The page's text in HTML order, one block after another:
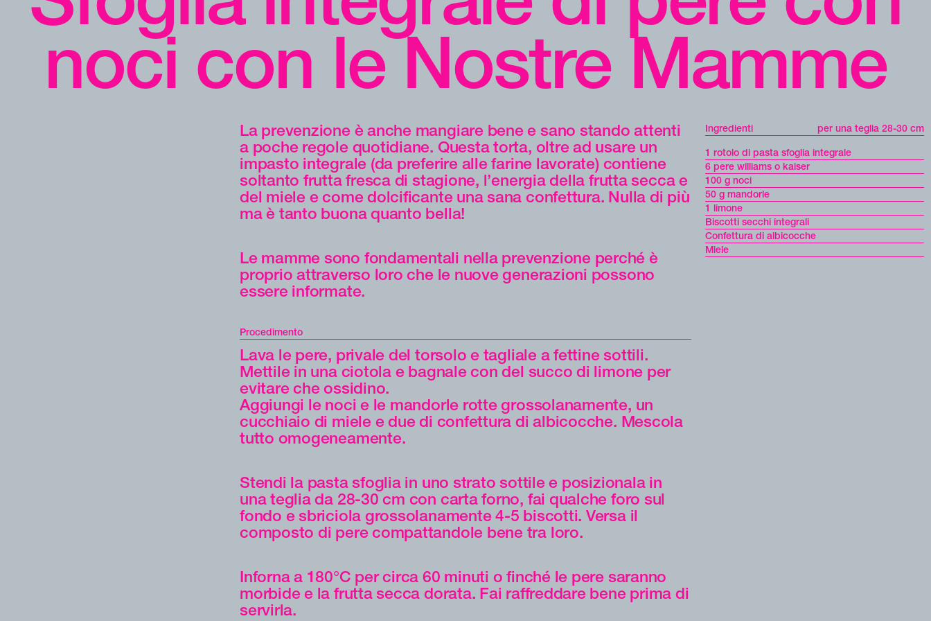
Ingredienti
per una teglia 28-30 cm
1 rotolo di pasta sfoglia integrale
6 pere williams o kaiser
100 g noci
50 g mandorle
1 limone
Biscotti secchi integrali
Confettura di albicocche
Miele
noci con le Nostre Mamme
La prevenzione è anche mangiare bene e sano stando attenti
a poche regole quotidiane. Questa torta, oltre ad usare un
impasto integrale (da preferire alle farine lavorate) contiene
soltanto frutta fresca di stagione, l’energia della frutta secca e
del miele e come dolcificante una sana confettura. Nulla di più
ma è tanto buona quanto bella!
Le mamme sono fondamentali nella prevenzione perché è
proprio attraverso loro che le nuove generazioni possono
essere informate.
Procedimento
Lava le pere, privale del torsolo e tagliale a fettine sottili.
Mettile in una ciotola e bagnale con del succo di limone per
evitare che ossidino.
Aggiungi le noci e le mandorle rotte grossolanamente, un
cucchiaio di miele e due di confettura di albicocche. Mescola
tutto omogeneamente.
Stendi la pasta sfoglia in uno strato sottile e posizionala in
una teglia da 28-30 cm con carta forno, fai qualche foro sul
fondo e sbriciola grossolanamente 4-5 biscotti. Versa il
composto di pere compattandole bene tra loro.
Inforna a 180°C per circa 60 minuti o finché le pere saranno
morbide e la frutta secca dorata. Fai raffreddare bene prima di
servirla.